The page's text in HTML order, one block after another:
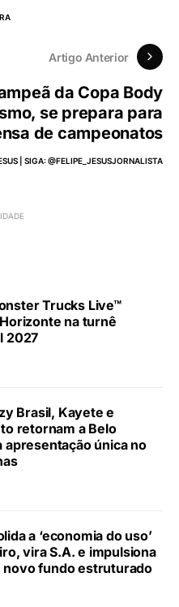
Artigo Anterior
da Copa Body
se prepara para
de campeonatos
| SIGA: @FELIPE_JESUSJORNALISTA
Trucks Live™
na turnê
2027
Brasil, Kayete e
retornam a Belo
apresentação única no
a ‘economia do uso’
vira S.A. e impulsiona
novo fundo estruturado